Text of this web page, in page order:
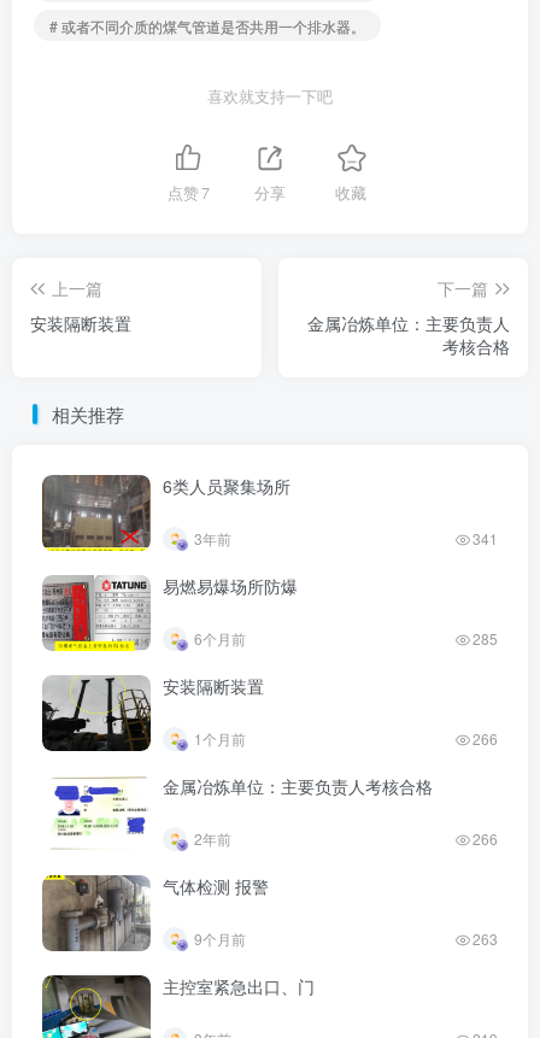
# 或者不同介质的煤气管道是否共用一个排水器。
喜欢就支持一下吧
点赞7 分享 收藏
上一篇
安装隔断装置
下一篇
金属冶炼单位：主要负责人
考核合格
相关推荐
6类人员聚集场所
3年前 341
易燃易爆场所防爆
6个月前 285
安装隔断装置
1个月前 266
金属冶炼单位：主要负责人考核合格
2年前 266
气体检测 报警
9个月前 263
主控室紧急出口、门